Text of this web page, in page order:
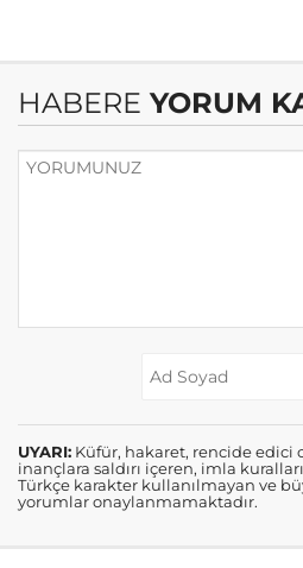
HABERE YORUM
UYARI: Küfür, hakaret, rencide edici
inançlara saldırı içeren, imla
Türkçe karakter kullanılmayan ve
yorumlar onaylanmamaktadır.